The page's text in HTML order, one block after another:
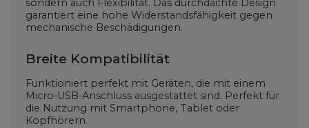
sondern auch Flexibilität. Das durchdachte Design
garantiert eine hohe Widerstandsfähigkeit gegen
mechanische Beschädigungen.
Breite Kompatibilität
Funktioniert perfekt mit Geräten, die mit einem
Micro-USB-Anschluss ausgestattet sind. Perfekt für
die Nutzung mit Smartphone, Tablet oder
Kopfhörern.